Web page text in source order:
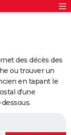
des décès des
ou trouver un
en tapant le
d'une